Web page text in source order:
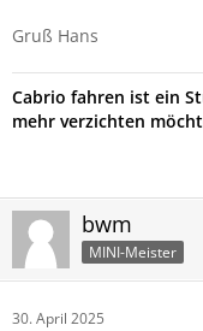
Gruß Hans
Cabrio fahren ist ein
mehr verzichten
bwm
MINI-Meister
30. April 2025